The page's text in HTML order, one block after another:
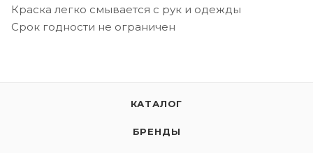
Краска легко смывается с рук и одежды
Срок годности не ограничен
КАТАЛОГ
БРЕНДЫ